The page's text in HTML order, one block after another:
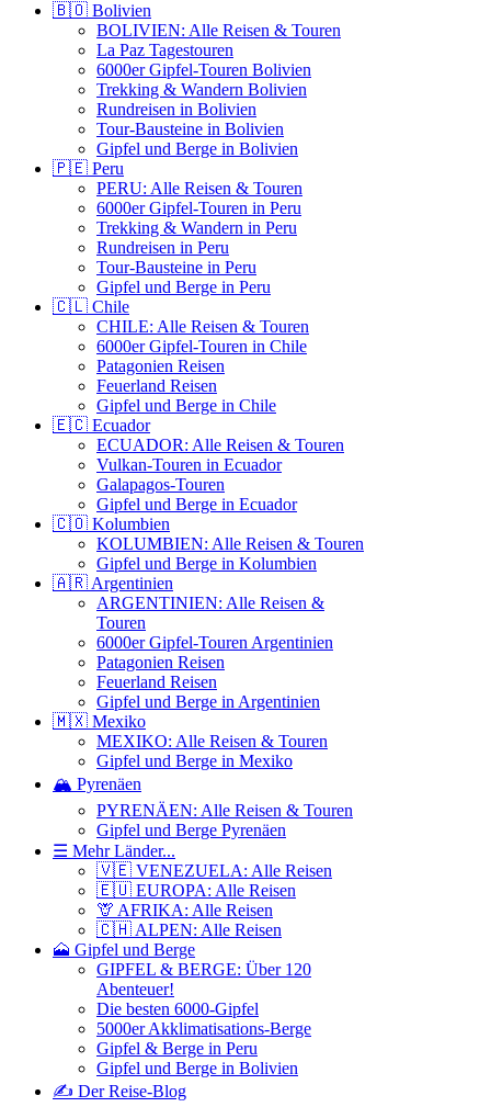
🇧🇴 Bolivien
BOLIVIEN: Alle Reisen & Touren
La Paz Tagestouren
6000er Gipfel-Touren Bolivien
Trekking & Wandern Bolivien
Rundreisen in Bolivien
Tour-Bausteine in Bolivien
Gipfel und Berge in Bolivien
🇵🇪 Peru
PERU: Alle Reisen & Touren
6000er Gipfel-Touren in Peru
Trekking & Wandern in Peru
Rundreisen in Peru
Tour-Bausteine in Peru
Gipfel und Berge in Peru
🇨🇱 Chile
CHILE: Alle Reisen & Touren
6000er Gipfel-Touren in Chile
Patagonien Reisen
Feuerland Reisen
Gipfel und Berge in Chile
🇪🇨 Ecuador
ECUADOR: Alle Reisen & Touren
Vulkan-Touren in Ecuador
Galapagos-Touren
Gipfel und Berge in Ecuador
🇨🇴 Kolumbien
KOLUMBIEN: Alle Reisen & Touren
Gipfel und Berge in Kolumbien
🇦🇷 Argentinien
ARGENTINIEN: Alle Reisen &
Touren
6000er Gipfel-Touren Argentinien
Patagonien Reisen
Feuerland Reisen
Gipfel und Berge in Argentinien
🇲🇽 Mexiko
MEXIKO: Alle Reisen & Touren
Gipfel und Berge in Mexiko
🏔️ Pyrenäen
PYRENÄEN: Alle Reisen & Touren
Gipfel und Berge Pyrenäen
☰ Mehr Länder...
🇻🇪 VENEZUELA: Alle Reisen
🇪🇺 EUROPA: Alle Reisen
🦒 AFRIKA: Alle Reisen
🇨🇭 ALPEN: Alle Reisen
🗻 Gipfel und Berge
GIPFEL & BERGE: Über 120
Abenteuer!
Die besten 6000-Gipfel
5000er Akklimatisations-Berge
Gipfel & Berge in Peru
Gipfel und Berge in Bolivien
✍️ Der Reise-Blog